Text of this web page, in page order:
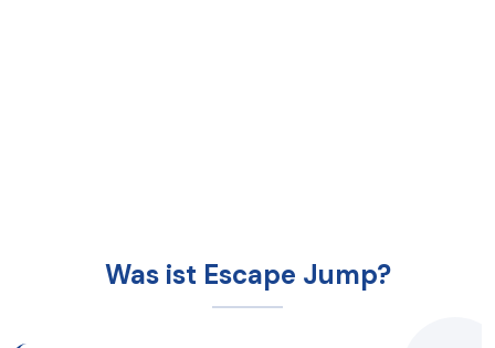
Was ist Escape Jump?